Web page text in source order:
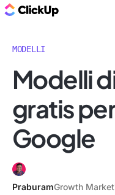
MODELLI
Modelli
gratis
Google
PraburamGrowth